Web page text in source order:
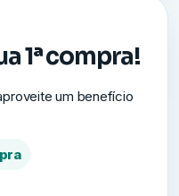
1ª compra!
um benefício